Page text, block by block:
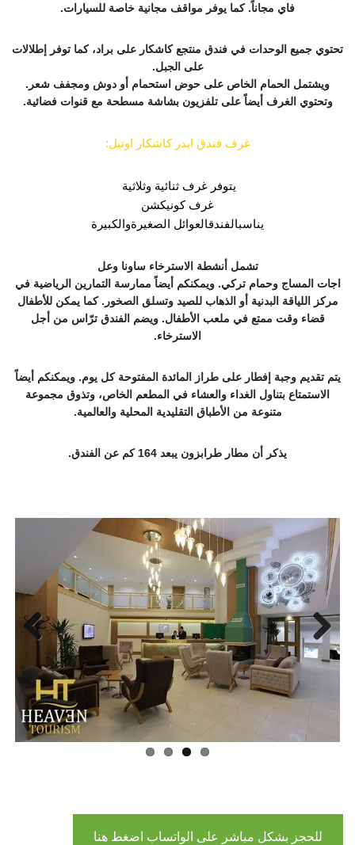
فاي مجاناً. كما يوفر مواقف مجانية خاصة للسيارات.
تحتوي جميع الوحدات في فندق منتجع كاشكار على براد، كما توفر إطلالات
على الجبل.
ويشتمل الحمام الخاص على حوض استحمام أو دوش ومجفف شعر.
وتحتوي الغرف أيضاً على تلفزيون بشاشة مسطحة مع قنوات فضائية.
غرف فندق ابدر كاشكار اوتيل:
يتوفر غرف ثنائية وثلاثية
غرف كونيكشن
يناسبالفندقالعوائل الصغيرةوالكبيرة
تشمل أنشطة الاسترخاء ساونا وعل
اجات المساج وحمام تركي. ويمكنكم أيضاً ممارسة التمارين الرياضية في
مركز اللياقة البدنية أو الذهاب للصيد وتسلق الصخور. كما يمكن للأطفال
قضاء وقت ممتع في ملعب الأطفال. ويضم الفندق ترّاس من أجل
الاسترخاء.
يتم تقديم وجبة إفطار على طراز المائدة المفتوحة كل يوم. ويمكنكم أيضاً
الاستمتاع بتناول الغداء والعشاء في المطعم الخاص، وتذوق مجموعة
متنوعة من الأطباق التقليدية المحلية والعالمية.
يذكر أن مطار طرابزون يبعد 164 كم عن الفندق.
Previ
ous
للحجز بشكل مباشر على الواتساب اضغط هنا